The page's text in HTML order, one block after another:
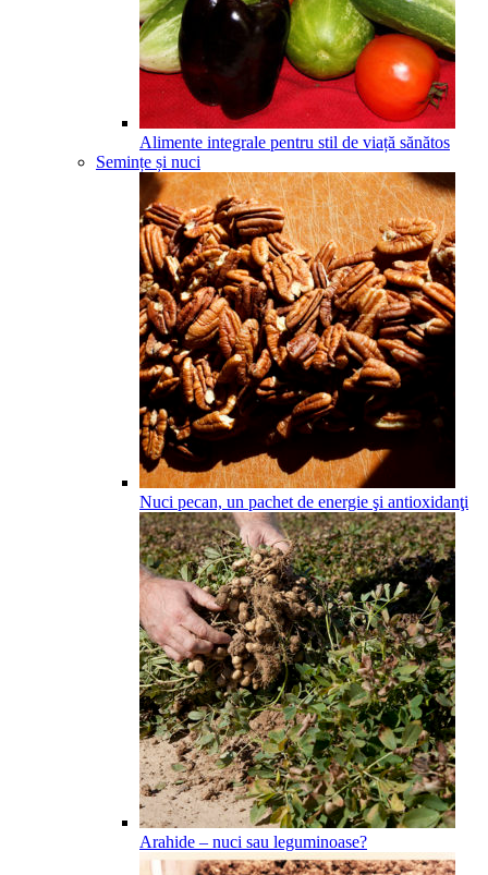
Alimente integrale pentru stil de viață sănătos
Semințe și nuci
Nuci pecan, un pachet de energie şi antioxidanţi
Arahide – nuci sau leguminoase?